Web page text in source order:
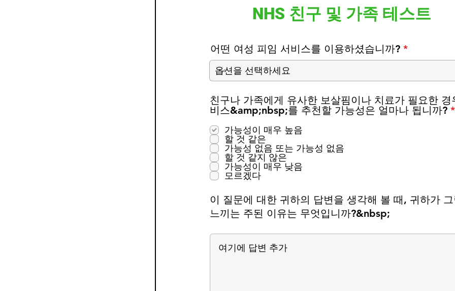
NHS 친구 및 가족 테스트
어떤 여성 피임 서비스를 이용하셨습니까?
친구나 가족에게 유사한 보살핌이나 치료가 필요한 경
비스&amp;nbsp;를 추천할 가능성은 얼마나 됩니까? *
가능성이 매우 높음
할 것 같은
가능성 없음 또는 가능성 없음
할 것 같지 않은
가능성이 매우 낮음
모르겠다
이 질문에 대한 귀하의 답변을 생각해 볼 때, 귀하가
느끼는 주된 이유는 무엇입니까?&nbsp;